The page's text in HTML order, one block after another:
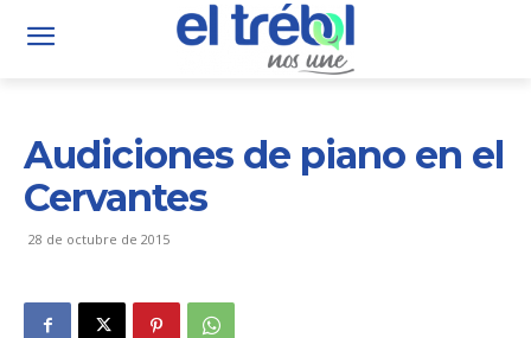
Audiciones de piano en el
Cervantes
28 de octubre de 2015